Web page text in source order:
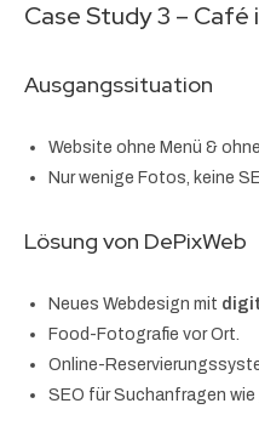
Case Study 3 – Café
Ausgangssituation
Website ohne Menü &
Nur wenige Fotos, keine
Lösung von DePixWeb
Neues Webdesign mit
Food-Fotografie vor Ort.
Online-
SEO für Suchanfragen